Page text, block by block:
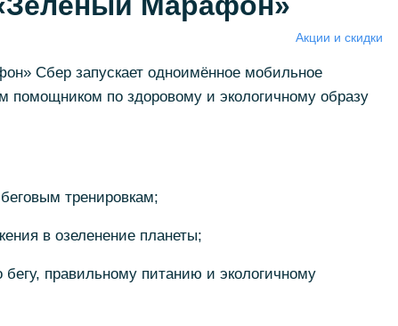
Акции и скидки
Сбер запускает одноимённое мобильное
помощником по здоровому и экологичному образу
тренировкам;
в озеленение планеты;
правильному питанию и экологичному